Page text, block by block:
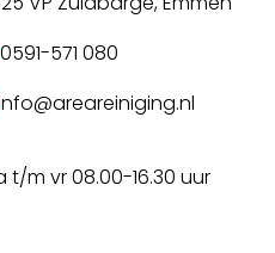
0591-571 080
t/m vr 08.00-16.30 uur